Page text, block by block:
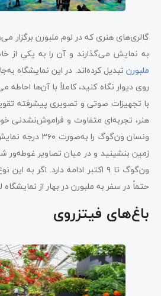
گالری‌های هنری که در لوم ملبورن برگزار
به نمایش می‌گذارند و آن را به یکی از
ملبورن تبدیل کرده‌اند. در این نمایشگاه
روی دیوار نگاه کنید، کاملاً با آن‌ها
با تجهیزات صوتی و تصویری پیشرفته
هنر، تجربه‌ای متفاوت و فراموش‌نشدنی
ونسان ون‌گوگ را
زمین بنشینید و در میان تصاویر غوطه‌ور
ون‌گوگ تا ۹ اکتبر ادامه دارد. اگر
حتماً در سفر به ملبورن در بهار از نمایشگاه
باغ‌های فیتزروی